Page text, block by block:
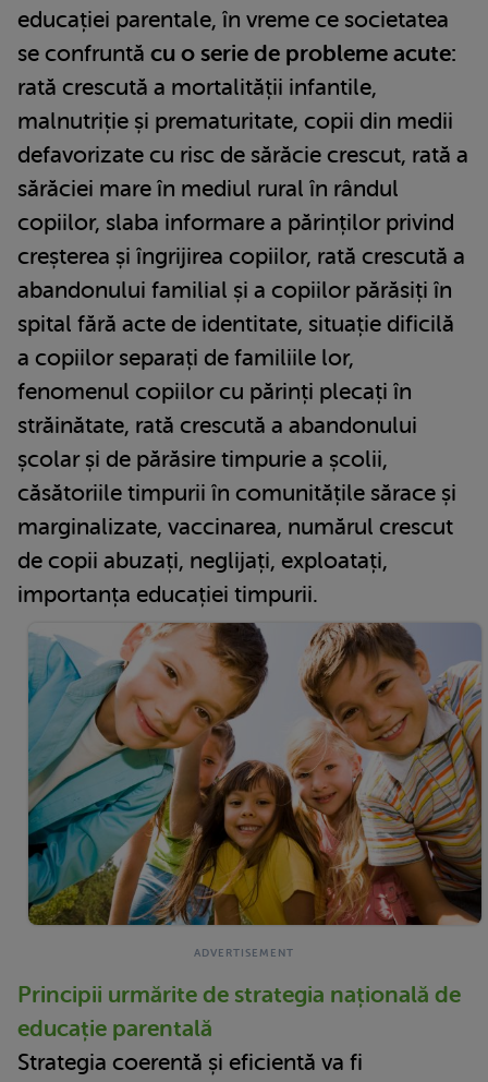
educației parentale, în vreme ce societatea
se confruntă cu o serie de probleme acute:
rată crescută a mortalității infantile,
malnutriție și prematuritate, copii din medii
defavorizate cu risc de sărăcie crescut, rată a
sărăciei mare în mediul rural în rândul
copiilor, slaba informare a părinților privind
creșterea și îngrijirea copiilor, rată crescută a
abandonului familial și a copiilor părăsiți în
spital fără acte de identitate, situație dificilă
a copiilor separați de familiile lor,
fenomenul copiilor cu părinți plecați în
străinătate, rată crescută a abandonului
școlar și de părăsire timpurie a școlii,
căsătoriile timpurii în comunitățile sărace și
marginalizate, vaccinarea, numărul crescut
de copii abuzați, neglijați, exploatați,
importanța educației timpurii.
Principii urmărite de strategia națională de
educație parentală
Strategia coerentă și eficientă va fi